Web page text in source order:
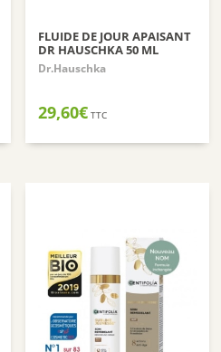
FLUIDE DE JOUR APAISANT
DR HAUSCHKA 50 ML
Dr.Hauschka
29,60€ TTC